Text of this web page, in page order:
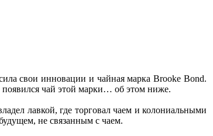
свои инновации и чайная марка Brooke Bond.
чай этой марки… об этом ниже.
лавкой, где торговал чаем и колониальными
не связанным с чаем.